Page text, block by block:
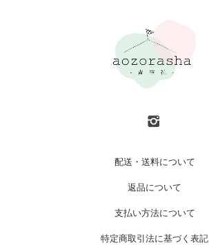
配送・送料について
返品について
支払い方法について
特定商取引法に基づく表記